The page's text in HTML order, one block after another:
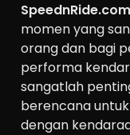
SpeednRide.com
momen yang
orang dan bagi
performa
sangatlah
berencana
dengan